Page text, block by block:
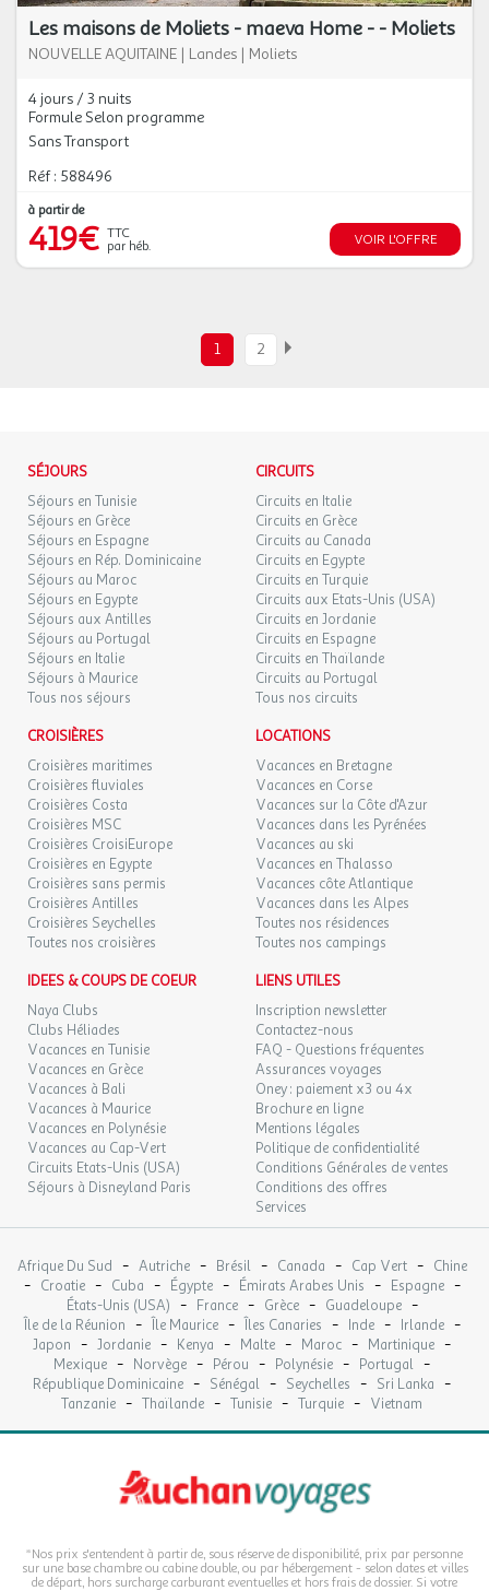
Les maisons de Moliets - maeva Home - - Moliets
NOUVELLE AQUITAINE | Landes | Moliets
4 jours / 3 nuits
Formule Selon programme
Sans Transport
Réf : 588496
à partir de
419€ TTC
par héb.
VOIR L'OFFRE
1 2
SÉJOURS
Séjours en Tunisie
Séjours en Grèce
Séjours en Espagne
Séjours en Rép. Dominicaine
Séjours au Maroc
Séjours en Egypte
Séjours aux Antilles
Séjours au Portugal
Séjours en Italie
Séjours à Maurice
Tous nos séjours
CIRCUITS
Circuits en Italie
Circuits en Grèce
Circuits au Canada
Circuits en Egypte
Circuits en Turquie
Circuits aux Etats-Unis (USA)
Circuits en Jordanie
Circuits en Espagne
Circuits en Thaïlande
Circuits au Portugal
Tous nos circuits
CROISIÈRES
Croisières maritimes
Croisières fluviales
Croisières Costa
Croisières MSC
Croisières CroisiEurope
Croisières en Egypte
Croisières sans permis
Croisières Antilles
Croisières Seychelles
Toutes nos croisières
LOCATIONS
Vacances en Bretagne
Vacances en Corse
Vacances sur la Côte d'Azur
Vacances dans les Pyrénées
Vacances au ski
Vacances en Thalasso
Vacances côte Atlantique
Vacances dans les Alpes
Toutes nos résidences
Toutes nos campings
IDEES & COUPS DE COEUR
Naya Clubs
Clubs Héliades
Vacances en Tunisie
Vacances en Grèce
Vacances à Bali
Vacances à Maurice
Vacances en Polynésie
Vacances au Cap-Vert
Circuits Etats-Unis (USA)
Séjours à Disneyland Paris
LIENS UTILES
Inscription newsletter
Contactez-nous
FAQ - Questions fréquentes
Assurances voyages
Oney : paiement x3 ou 4x
Brochure en ligne
Mentions légales
Politique de confidentialité
Conditions Générales de ventes
Conditions des offres
Services
Afrique Du Sud - Autriche - Brésil - Canada - Cap Vert - Chine
- Croatie - Cuba - Égypte - Émirats Arabes Unis - Espagne -
États-Unis (USA) - France - Grèce - Guadeloupe -
Île de la Réunion - Île Maurice - Îles Canaries - Inde - Irlande -
Japon - Jordanie - Kenya - Malte - Maroc - Martinique -
Mexique - Norvège - Pérou - Polynésie - Portugal -
République Dominicaine - Sénégal - Seychelles - Sri Lanka -
Tanzanie - Thaïlande - Tunisie - Turquie - Vietnam
*Nos prix s'entendent à partir de, sous réserve de disponibilité, prix par personne
sur une base chambre ou cabine double, ou par hébergement - selon dates et villes
de départ, hors surcharge carburant eventuelles et hors frais de dossier. Si votre